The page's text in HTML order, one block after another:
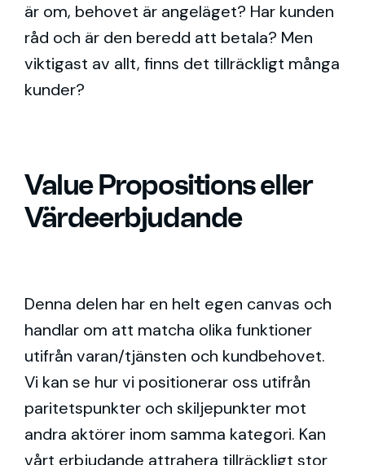
är om, behovet är angeläget? Har kunden
råd och är den beredd att betala? Men
viktigast av allt, finns det tillräckligt många
kunder?
Value Propositions eller
Värdeerbjudande
Denna delen har en helt egen canvas och
handlar om att matcha olika funktioner
utifrån varan/tjänsten och kundbehovet.
Vi kan se hur vi positionerar oss utifrån
paritetspunkter och skiljepunkter mot
andra aktörer inom samma kategori. Kan
vårt erbjudande attrahera tillräckligt stor